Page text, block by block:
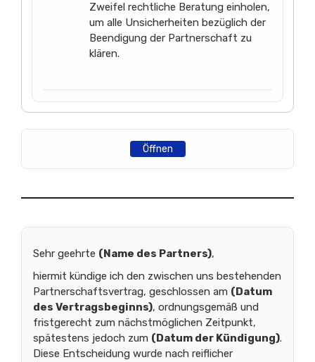
Zweifel rechtliche Beratung einholen,
um alle Unsicherheiten bezüglich der
Beendigung der Partnerschaft zu
klären.
Öffnen
Sehr geehrte (Name des Partners),
hiermit kündige ich den zwischen uns bestehenden
Partnerschaftsvertrag, geschlossen am (Datum
des Vertragsbeginns), ordnungsgemäß und
fristgerecht zum nächstmöglichen Zeitpunkt,
spätestens jedoch zum (Datum der Kündigung).
Diese Entscheidung wurde nach reiflicher